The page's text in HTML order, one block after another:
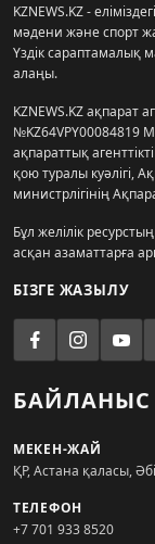
KZNEWS.KZ -
мәдени және спорт
Үздік
алаңы.
KZNEWS.KZ ақпарат
№KZ64VPY00084819
ақпараттық
қою туралы куәлігі,
министрлігінің
Бұл желілік
асқан азаматтарға
БІЗГЕ ЖАЗЫЛУ
БАЙЛАНЫС
МЕКЕН-ЖАЙ
ҚР, Астана қаласы,
ТЕЛЕФОН
+7 701 933 8520